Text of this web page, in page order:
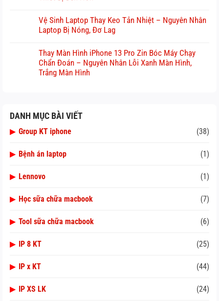
Vệ Sinh Laptop Thay Keo Tản Nhiệt – Nguyên Nhân
Laptop Bị Nóng, Đơ Lag
Thay Màn Hình iPhone 13 Pro Zin Bóc Máy Chạy
Chẩn Đoán – Nguyên Nhân Lỗi Xanh Màn Hình,
Trắng Màn Hình
DANH MỤC BÀI VIẾT
▶ Group KT iphone (38)
▶ Bệnh án laptop (1)
▶ Lennovo (1)
▶ Học sữa chữa macbook (7)
▶ Tool sữa chữa macbook (6)
▶ IP 8 KT (25)
▶ IP x KT (44)
▶ IP XS LK (24)